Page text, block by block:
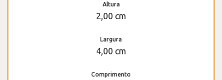
Altura
2,00 cm
Largura
4,00 cm
Comprimento